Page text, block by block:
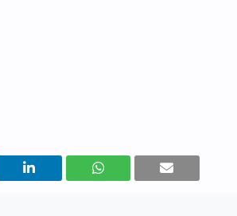
TẬP LUYỆN NGHE - TIẾNG ANH
GLOBAL SUCCESS - HỌC KỲ 2 -